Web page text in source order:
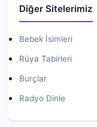
Diğer Sitelerimiz
Bebek İsimleri
Rüya Tabirleri
Burçlar
Radyo Dinle